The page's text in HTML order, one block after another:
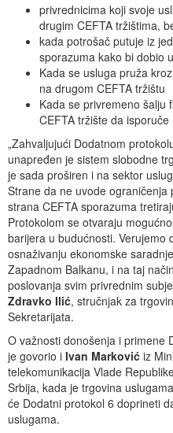
privrednicima koji svoje
drugim CEFTA tržištima,
kada potrošač putuje iz
sporazuma kako bi dobio
Kada se usluga pruža
na drugom CEFTA tržištu
Kada se privremeno šalju
CEFTA tržište da isporuče
„Zahvaljujući Dodatnom
unapređen je sistem slobodne
je sada proširen i na sektor
Strane da ne uvode
strana CEFTA sporazuma
Protokolom se otvaraju
barijera u budućnosti. Verujemo
osnaživanju ekonomske
Zapadnom Balkanu, i na taj
poslovanja svim privrednim
Zdravko Ilić, stručnjak za
Sekretarijata.
O važnosti donošenja i primene
je govorio i Ivan Marković iz
telekomunikacija Vlade
Srbija, kada je trgovina
će Dodatni protokol 6 doprineti
uslugama.